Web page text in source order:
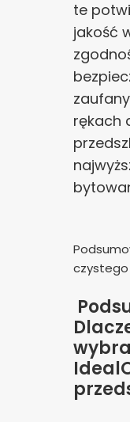
te
jakość
rękach
Zgoda na
Cookies to małe
przechowywane